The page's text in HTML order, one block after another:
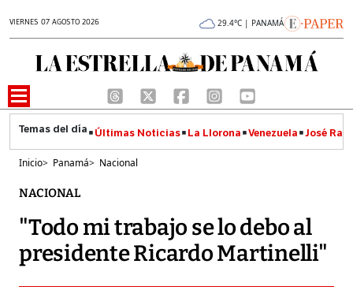
VIERNES 07 AGOSTO 2026 29.4°C | PANAMÁ
Últimas Noticias La Llorona Venezuela José
Inicio> Panamá> Nacional
NACIONAL
"Todo mi trabajo se lo debo al
presidente Ricardo Martinelli"